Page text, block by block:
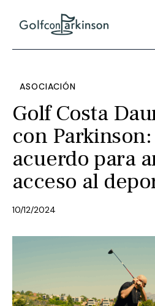
ASOCIACIÓN
Golf Costa
con
acuerdo para
acceso al
10/12/2024